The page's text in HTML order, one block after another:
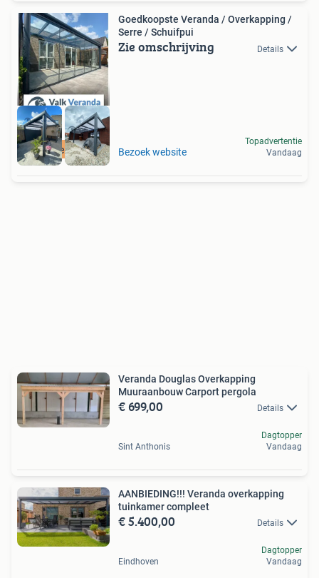
Direct leverbaar
Goedkoopste Veranda / Overkapping /
Serre / Schuifpui
Zie omschrijving Details
Bezoek website
Topadvertentie
Vandaag
Veranda Douglas Overkapping
Muuraanbouw Carport pergola
€ 699,00 Details
Sint Anthonis
Dagtopper
Vandaag
AANBIEDING!!! Veranda overkapping
tuinkamer compleet
€ 5.400,00 Details
Eindhoven
Dagtopper
Vandaag